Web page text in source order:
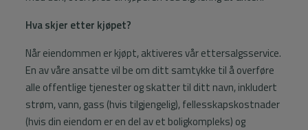
Hva skjer etter kjøpet?
Når eiendommen er kjøpt, aktiveres vår ettersalgsservice.
En av våre ansatte vil be om ditt samtykke til å overføre
alle offentlige tjenester og skatter til ditt navn, inkludert
strøm, vann, gass (hvis tilgjengelig), fellesskapskostnader
(hvis din eiendom er en del av et boligkompleks) og